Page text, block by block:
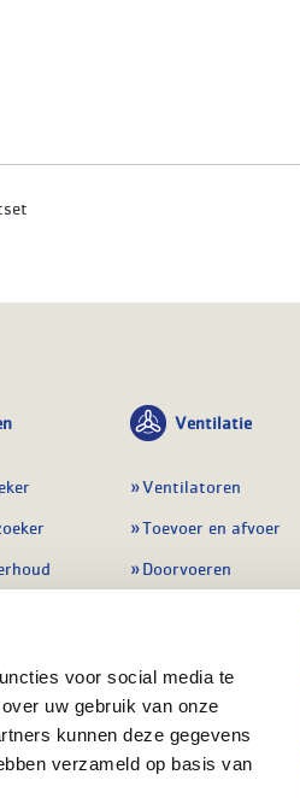
voor social media te
uw gebruik van onze
kunnen deze gegevens
verzameld op basis van
Ventilatie
Ventilatoren
Toevoer en afvoer
Doorvoeren
Regelingen
Alle ventilatie